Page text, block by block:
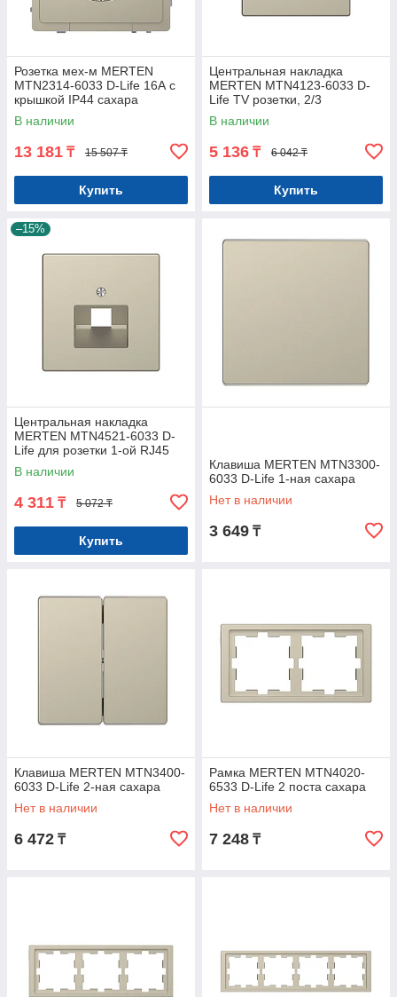
Розетка мех-м MERTEN
MTN2314-6033 D-Life 16А с
крышкой IP44 сахара
В наличии
13 181 ₸ 15 507 ₸
Купить
Центральная накладка
MERTEN MTN4123-6033 D-
Life TV розетки, 2/3
отверстий сахара
В наличии
5 136 ₸ 6 042 ₸
Купить
–15%
Центральная накладка
MERTEN MTN4521-6033 D-
Life для розетки 1-ой RJ45
сахара
В наличии
4 311 ₸ 5 072 ₸
Купить
Клавиша MERTEN MTN3300-
6033 D-Life 1-ная сахара
Нет в наличии
3 649 ₸
Клавиша MERTEN MTN3400-
6033 D-Life 2-ная сахара
Нет в наличии
6 472 ₸
Рамка MERTEN MTN4020-
6533 D-Life 2 поста сахара
Нет в наличии
7 248 ₸